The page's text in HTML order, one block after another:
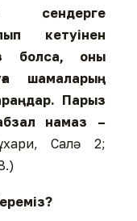
сендерге
кетуінен
болса, оны
шамаларың
Парыз
намаз –
Салә 2;